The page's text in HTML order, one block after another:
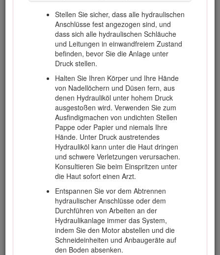
Stellen Sie sicher, dass alle hydraulischen
Anschlüsse fest angezogen sind, und
dass sich alle hydraulischen Schläuche
und Leitungen in einwandfreiem Zustand
befinden, bevor Sie die Anlage unter
Druck stellen.
Halten Sie Ihren Körper und Ihre Hände
von Nadellöchern und Düsen fern, aus
denen Hydrauliköl unter hohem Druck
ausgestoßen wird. Verwenden Sie zum
Ausfindigmachen von undichten Stellen
Pappe oder Papier und niemals Ihre
Hände. Unter Druck austretendes
Hydrauliköl kann unter die Haut dringen
und schwere Verletzungen verursachen.
Konsultieren Sie beim Einspritzen unter
die Haut sofort einen Arzt.
Entspannen Sie vor dem Abtrennen
hydraulischer Anschlüsse oder dem
Durchführen von Arbeiten an der
Hydraulikanlage immer das System,
indem Sie den Motor abstellen und die
Schneideinheiten und Anbaugeräte auf
den Boden absenken.
Sie müssen wissen, wie Sie den Motor schnell
stoppen können.
Tragen Sie beim Mähen rutschfeste
Arbeitsschuhe und lange Hosen. Binden Sie
lange Haare hinten zusammen und tragen Sie
keinen Schmuck.
Passen Sie beim Umgang mit Kraftstoff auf.
Wischen Sie verschütteten Kraftstoff auf.
Prüfen Sie die Sicherheitsschalter jeden Tag auf
eine einwandfreie Funktion. Tauschen Sie alle
defekten Schalter vor Inbetriebnahme der
Maschine aus.
Setzen Sie sich auf den Sitz, bevor Sie den Motor
starten.
Der Einsatz der Maschine erfordert Ihre ganze
Aufmerksamkeit. So verlieren Sie nicht die
Kontrolle über die Maschine:
Sollten Sie mit der Maschine nicht in der
Nähe von Sandgruben, Gräben,
Wasserläufen oder anderen
Gefahrenbereichen arbeiten.